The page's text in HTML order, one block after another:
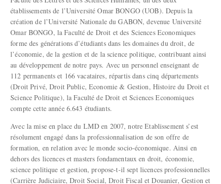
établissements de l’Université Omar BONGO (UOB). Depuis la
création de l’Université Nationale du GABON, devenue Université
Omar BONGO, la Faculté de Droit et des Sciences Economiques
forme des générations d’étudiants dans les domaines du droit, de
l’économie, de la gestion et de la science politique, contribuant ainsi
au développement de notre pays. Avec un personnel enseignant de
112 permanents et 166 vacataires, répartis dans cinq départements
(Droit Privé, Droit Public, Economie & Gestion, Histoire du Droit et
Science Politique), la Faculté de Droit et Sciences Economiques
compte cette année 6.643 étudiants.
Avec la mise en place du LMD en 2007, notre Etablissement s’est
résolument engagé dans la professionnalisation de son offre de
formation, en relation avec le monde socio-économique. Ainsi en
dehors des licences et masters fondamentaux en droit, économie,
science politique et gestion, propose-t-il sept licences professionnelles
(Carrière Judiciaire, Droit Social, Droit Fiscal et Douanier, Gestion et